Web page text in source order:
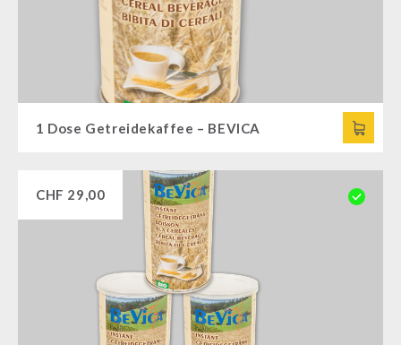
1 Dose Getreidekaffee – BEVICA
CHF 29,00